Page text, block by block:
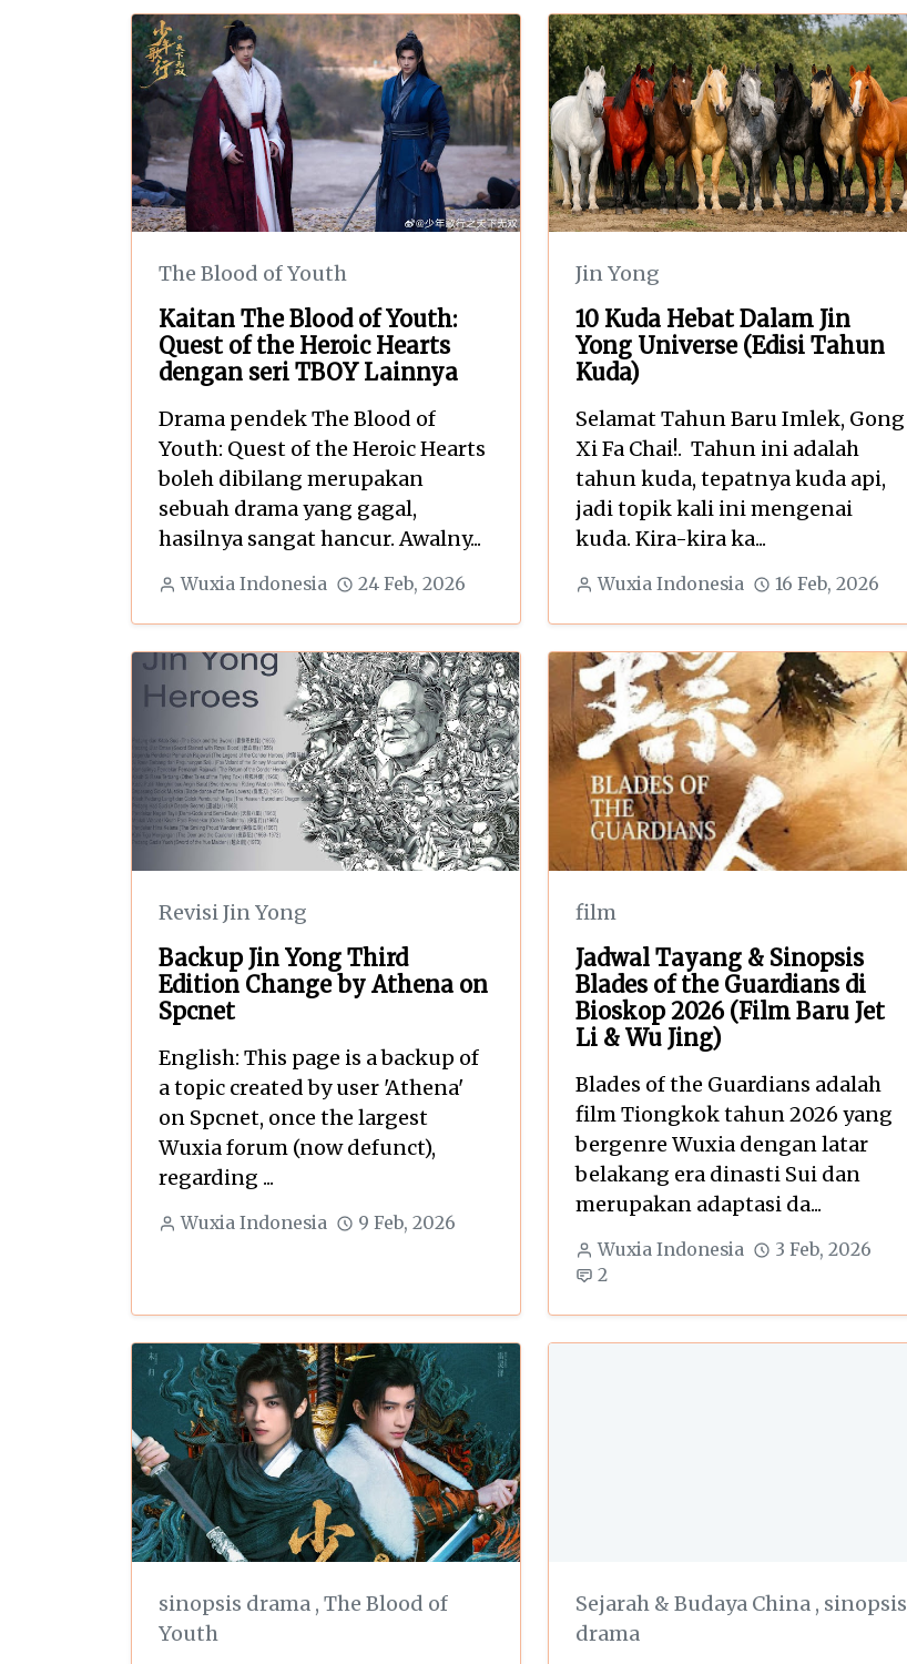
The Blood of Youth
Kaitan The Blood of Youth:
Quest of the Heroic Hearts
dengan seri TBOY Lainnya
Drama pendek The Blood of
Youth: Quest of the Heroic Hearts
boleh dibilang merupakan
sebuah drama yang gagal,
hasilnya sangat hancur. Awalny...
Wuxia Indonesia 24 Feb, 2026
Jin Yong
10 Kuda Hebat Dalam Jin
Yong Universe (Edisi Tahun
Kuda)
Selamat Tahun Baru Imlek, Gong
Xi Fa Chai!. Tahun ini adalah
tahun kuda, tepatnya kuda api,
jadi topik kali ini mengenai
kuda. Kira-kira ka...
Wuxia Indonesia 16 Feb, 2026
Revisi Jin Yong
Backup Jin Yong Third
Edition Change by Athena on
Spcnet
English: This page is a backup of
a topic created by user 'Athena'
on Spcnet, once the largest
Wuxia forum (now defunct),
regarding ...
Wuxia Indonesia 9 Feb, 2026
film
Jadwal Tayang & Sinopsis
Blades of the Guardians di
Bioskop 2026 (Film Baru Jet
Li & Wu Jing)
Blades of the Guardians adalah
film Tiongkok tahun 2026 yang
bergenre Wuxia dengan latar
belakang era dinasti Sui dan
merupakan adaptasi da...
Wuxia Indonesia
3 Feb, 2026
2
sinopsis drama , The Blood of
Youth
Sejarah & Budaya China , sinopsis
drama